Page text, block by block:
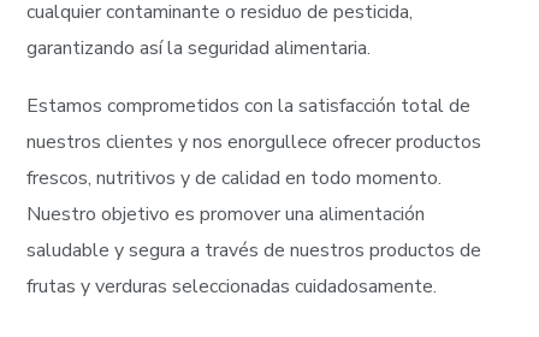
cualquier contaminante o residuo de pesticida,
garantizando así la seguridad alimentaria.
Estamos comprometidos con la satisfacción total de
nuestros clientes y nos enorgullece ofrecer productos
frescos, nutritivos y de calidad en todo momento.
Nuestro objetivo es promover una alimentación
saludable y segura a través de nuestros productos de
frutas y verduras seleccionadas cuidadosamente.